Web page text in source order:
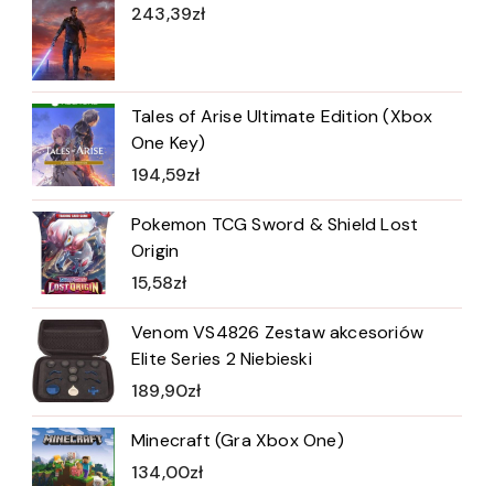
243,39zł
Tales of Arise Ultimate Edition (Xbox
One Key)
194,59zł
Pokemon TCG Sword & Shield Lost
Origin
15,58zł
Venom VS4826 Zestaw akcesoriów
Elite Series 2 Niebieski
189,90zł
Minecraft (Gra Xbox One)
134,00zł